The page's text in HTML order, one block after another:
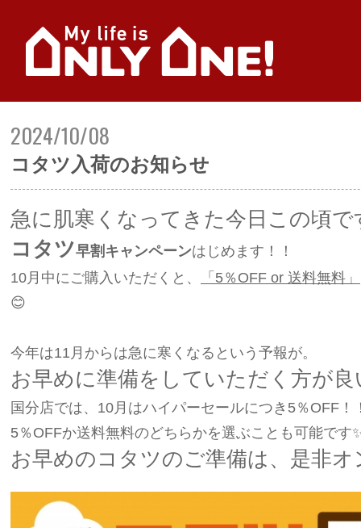
2024/10/08
コタツ入荷のお知らせ
急に肌寒くなってきた今日この頃
コタツ早割キャンペーンはじめます！！
10月中にご購入いただくと、
「5％OFF or 送料無料」
😊
今年は11月からは急に寒くなるという予報が。
お早めに準備をしていただく方が
国分店では、10月はハイパーセールにつき5％OFF！
5％OFFか送料無料のどちらかを選ぶことも可能です
お早めのコタツのご準備は、是非